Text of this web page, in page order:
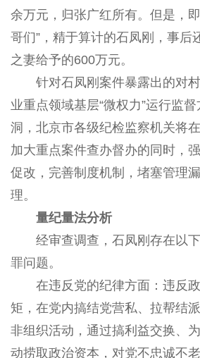
余万元，归张广红所有。但是，
哥们”，精于算计的石凤刚，事后
之妻给予的600万元。
针对石凤刚案件暴露出的对村
业重点领域基层“微权力”运行监
洞，北京市各级纪检监察机关将在
加大重点案件查办督办的同时，
促改，完善制度机制，堵塞管理
理。
量纪量法分析
经审查调查，石凤刚存在以下
罪问题。
在违反党的纪律方面：违反政
矩，在党内搞结党营私、拉帮结
非组织活动，通过搞利益交换、
动捞取政治资本，对党不忠诚不